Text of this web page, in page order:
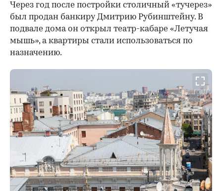
Через год после постройки столичный «тучерез»
был продан банкиру Дмитрию Рубинштейну. В
подвале дома он открыл театр-кабаре «Летучая
мышь», а квартиры стали использоваться по
назначению.